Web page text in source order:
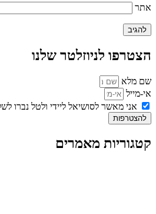
אתר
הצטרפו לניוזלטר שלנו
שם מלא
אי-מייל
אני מאשר לסושיאל ליידי ולטל נברו
להצטרפות
קטגוריות מאמרים